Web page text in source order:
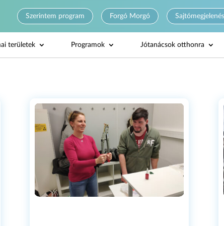
Szerintem program Forgó Morgó
területek Programok Jótanácsok otthonra